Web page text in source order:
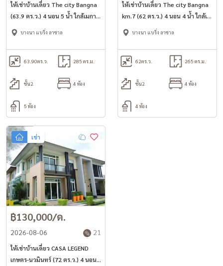
ให้เช่าบ้านเดี่ยว The city Bangna
(63.9 ตร.ว.) 4 นอน 5 น้ำ ใกล้เมกา
บางนา
บางนา แบริ่ง ลาซาล
63.90ตร.ว. 285 ตร.ม.
ชั้น2 4 ห้อง
5 ห้อง
ให้เช่าบ้านเดี่ยว The city Bangna
km.7 (62 ตร.ว.) 4 นอน 4 น้ำ ใกล้เม
กาบางนา
บางนา แบริ่ง ลาซาล
62ตร.ว. 265 ตร.ม.
ชั้น2 4 ห้อง
4 ห้อง
เช่า
฿130,000/ด.
2026-08-06 21
ให้เช่าบ้านเดี่ยว CASA LEGEND
เกษตร-นวมินทร์ (72 ตร.ว.) 4 นอน